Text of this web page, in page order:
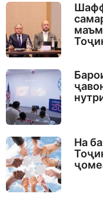
На